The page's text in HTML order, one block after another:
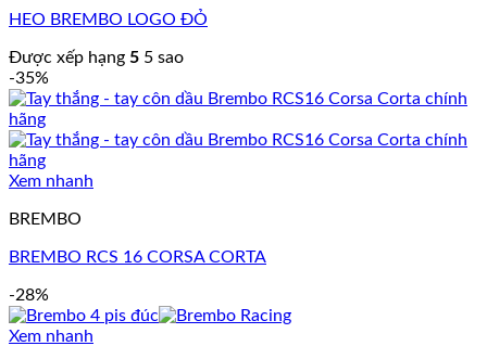
HEO BREMBO LOGO ĐỎ
Được xếp hạng 5 5 sao
-35%
Xem nhanh
BREMBO
BREMBO RCS 16 CORSA CORTA
-28%
Xem nhanh